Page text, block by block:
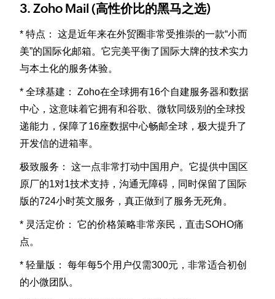
3. Zoho Mail (高性价比的黑马之选)
* 特点： 这是近年来在外贸圈非常受推崇的一款“小而
美”的国际化邮箱。它完美平衡了国际大牌的技术实力
与本土化的服务体验。
* 全球基建： Zoho在全球拥有16个自建服务器和数据
中心，这意味着它拥有和谷歌、微软同级别的全球投
递能力，保障了16座数据中心畅邮全球，极大提升了
开发信的进箱率。
极致服务： 这一点非常打动中国用户。它提供中国区
原厂的1对1技术支持，沟通无障碍，同时保留了国际
版的724小时英文服务，真正做到了服务无死角。
* 灵活定价： 它的价格策略非常亲民，直击SOHO痛
点。
* 轻量版： 每年每5个用户仅需300元，非常适合初创
的小微团队。